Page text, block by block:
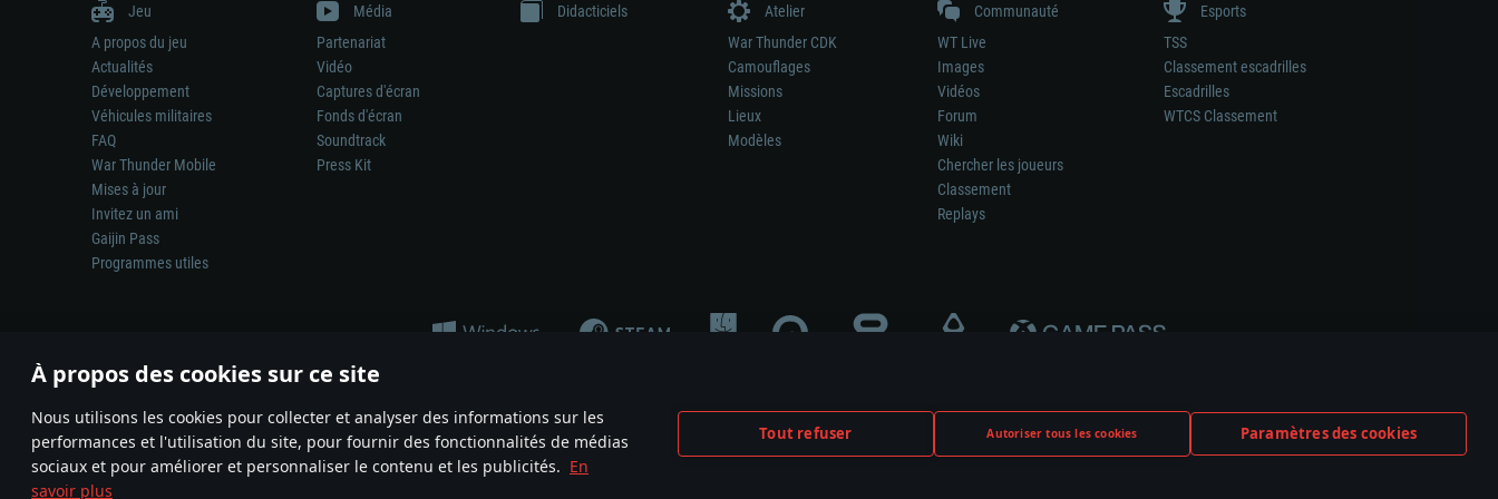
À propos des cookies sur ce site
Nous utilisons les cookies pour collecter et analyser des informations sur les
performances et l'utilisation du site, pour fournir des fonctionnalités de médias
sociaux et pour améliorer et personnaliser le contenu et les publicités. En
savoir plus
Tout refuser Autoriser tous les cookies Paramètres des cookies
Jeu
A propos du jeu
Actualités
Développement
Véhicules militaires
FAQ
War Thunder Mobile
Mises à jour
Invitez un ami
Gaijin Pass
Programmes utiles
Média
Partenariat
Vidéo
Captures d'écran
Fonds d'écran
Soundtrack
Press Kit
Didacticiels
Atelier
War Thunder CDK
Camouflages
Missions
Lieux
Modèles
Communauté
WT Live
Images
Vidéos
Forum
Wiki
Chercher les joueurs
Classement
Replays
Esports
TSS
Classement escadrilles
Escadrilles
WTCS Classement
La représentation d’une arme ou d’un véhicule réel dans ce jeu ne signifie pas la participation au développement du jeu, le sponsoring ou à l’approbation de tout fabricant d’armes ou de véhicule.
© 2011—2026 Gaijin Games Kft. All trademarks, logos and brand names are the property of their respective owners.
Termes et conditions